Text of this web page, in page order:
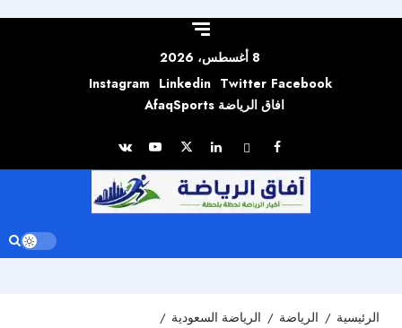
8 أغسطس، 2026
Facebook
Twitter
Linkedin
Instagram
افاق الرياضة AfaqSports
الرئيسية الرياضة
الرياضة السعودية